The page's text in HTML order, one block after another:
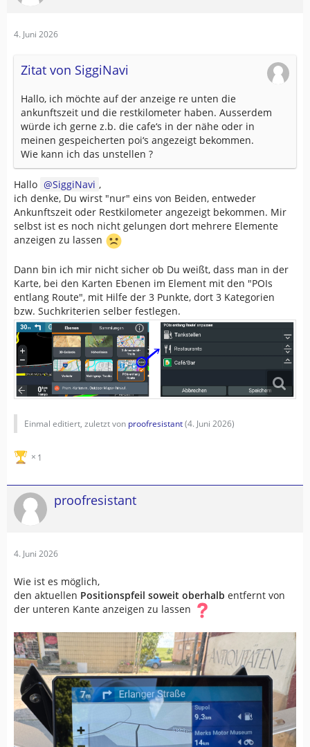
4. Juni 2026
Zitat von SiggiNavi
Hallo, ich möchte auf der anzeige re unten die
ankunftszeit und die restkilometer haben. Ausserdem
würde ich gerne z.b. die cafe‘s in der nähe oder in
meinen gespeicherten poi‘s angezeigt bekommen.
Wie kann ich das unstellen ?
Hallo SiggiNavi ,
ich denke, Du wirst "nur" eins von Beiden, entweder
Ankunftszeit oder Restkilometer angezeigt bekommen. Mir
selbst ist es noch nicht gelungen dort mehrere Elemente
anzeigen zu lassen
Dann bin ich mir nicht sicher ob Du weißt, dass man in der
Karte, bei den Karten Ebenen im Element mit den "POIs
entlang Route", mit Hilfe der 3 Punkte, dort 3 Kategorien
bzw. Suchkriterien selber festlegen.
Einmal editiert, zuletzt von proofresistant(4. Juni 2026)
1
proofresistant
4. Juni 2026
Wie ist es möglich,
den aktuellen Positionspfeil soweit oberhalb entfernt von
der unteren Kante anzeigen zu lassen